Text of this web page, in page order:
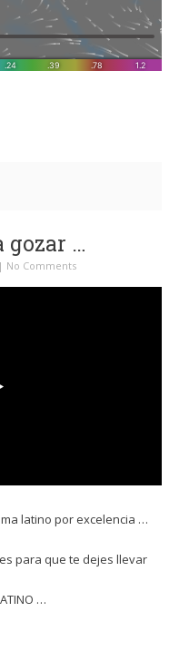
gozar …
| No Comments
latino por excelencia …
para que te dejes llevar
…